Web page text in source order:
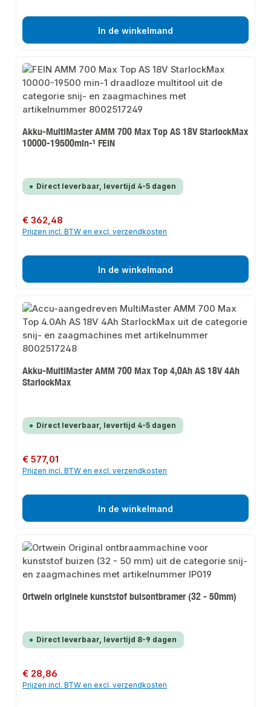
In de winkelmand
Akku-MultiMaster AMM 700 Max Top AS 18V StarlockMax
10000-19500min-¹ FEIN
Direct leverbaar, levertijd 4-5 dagen
Normale prijs:
€ 362,48
Prijzen incl. BTW en excl. verzendkosten
In de winkelmand
Akku-MultiMaster AMM 700 Max Top 4,0Ah AS 18V 4Ah
StarlockMax
Direct leverbaar, levertijd 4-5 dagen
Normale prijs:
€ 577,01
Prijzen incl. BTW en excl. verzendkosten
In de winkelmand
Ortwein originele kunststof buisontbramer (32 - 50mm)
Direct leverbaar, levertijd 8-9 dagen
Normale prijs:
€ 28,86
Prijzen incl. BTW en excl. verzendkosten